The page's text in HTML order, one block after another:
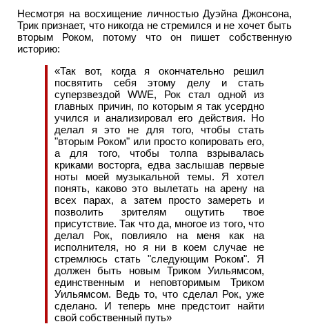
Несмотря на восхищение личностью Дуэйна Джонсона,
Трик признает, что никогда не стремился и не хочет быть
вторым Роком, потому что он пишет собственную
историю:
«Так вот, когда я окончательно решил
посвятить себя этому делу и стать
суперзвездой WWE, Рок стал одной из
главных причин, по которым я так усердно
учился и анализировал его действия. Но
делал я это не для того, чтобы стать
"вторым Роком" или просто копировать его,
а для того, чтобы толпа взрывалась
криками восторга, едва заслышав первые
ноты моей музыкальной темы. Я хотел
понять, каково это вылетать на арену на
всех парах, а затем просто замереть и
позволить зрителям ощутить твое
присутствие. Так что да, многое из того, что
делал Рок, повлияло на меня как на
исполнителя, но я ни в коем случае не
стремлюсь стать "следующим Роком". Я
должен быть новым Триком Уильямсом,
единственным и неповторимым Триком
Уильямсом. Ведь то, что сделал Рок, уже
сделано. И теперь мне предстоит найти
свой собственный путь»